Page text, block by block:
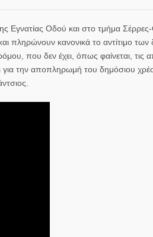
Εγνατίας Οδού και στο τμήμα
πληρώνουν κανονικά το αντίτιμο
που δεν έχει, όπως φαίνεται, τις
την αποπληρωμή του δημόσιου